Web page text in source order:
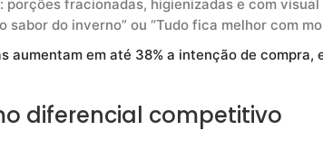
porções fracionadas, higienizadas e com
sabor do inverno” ou “Tudo fica melhor com
aumentam em até 38% a intenção de
diferencial competitivo